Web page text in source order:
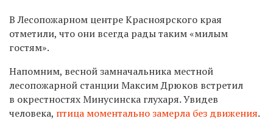
В Лесопожарном центре Красноярского края
отметили, что они всегда рады таким «милым
гостям».
Напомним, весной замначальника местной
лесопожарной станции Максим Дрюков встретил
в окрестностях Минусинска глухаря. Увидев
человека, птица моментально замерла без движения.